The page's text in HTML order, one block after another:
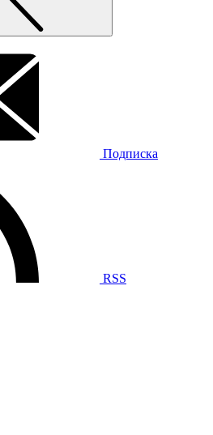
Подписка
RSS